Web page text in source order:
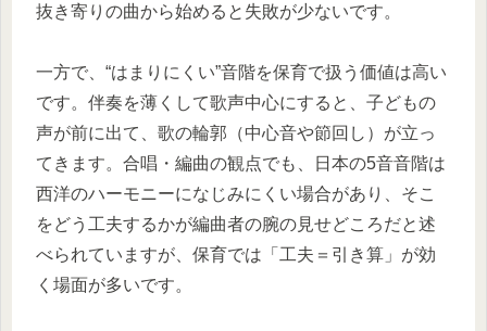
抜き寄りの曲から始めると失敗が少ないです。
一方で、“はまりにくい”音階を保育で扱う価値は高い
です。伴奏を薄くして歌声中心にすると、子どもの
声が前に出て、歌の輪郭（中心音や節回し）が立っ
てきます。合唱・編曲の観点でも、日本の5音音階は
西洋のハーモニーになじみにくい場合があり、そこ
をどう工夫するかが編曲者の腕の見せどころだと述
べられていますが、保育では「工夫＝引き算」が効
く場面が多いです。